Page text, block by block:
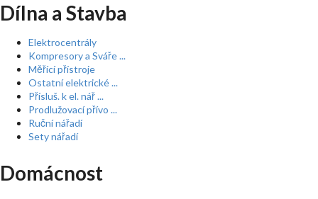
Dílna a Stavba
Elektrocentrály
Kompresory a Sváře ...
Měřící přístroje
Ostatní elektrické ...
Přísluš. k el. nář ...
Prodlužovací přívo ...
Ruční nářadí
Sety nářadí
Domácnost